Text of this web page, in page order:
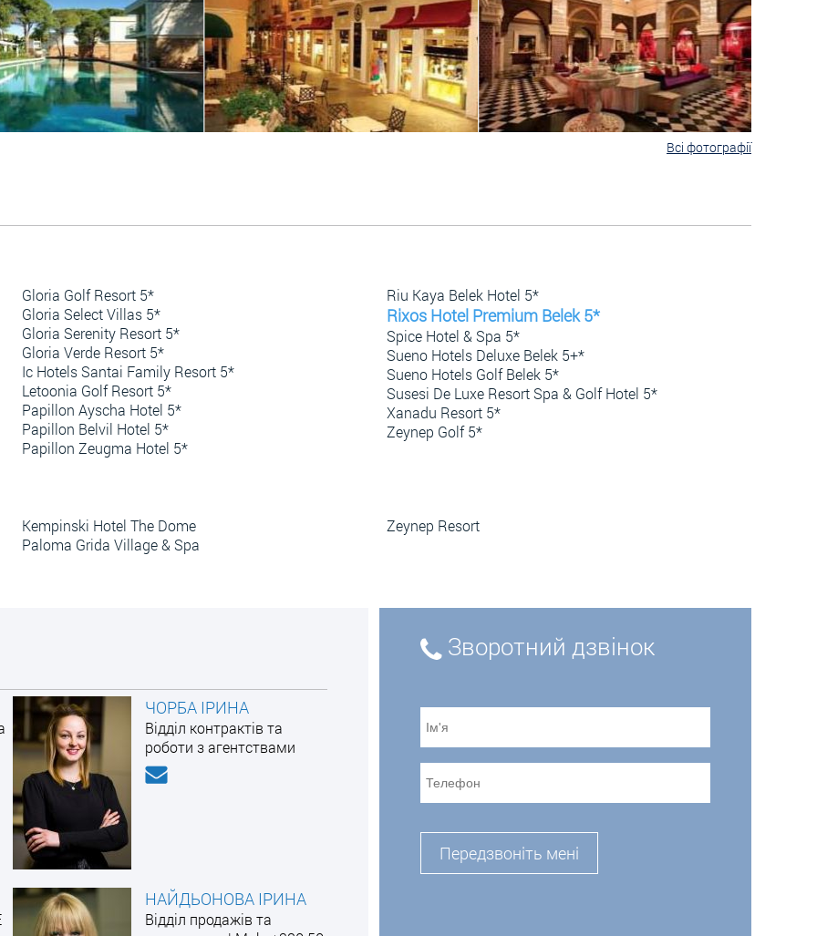
Всі фотографії
Gloria Golf Resort 5*
Gloria Select Villas 5*
Gloria Serenity Resort 5*
Gloria Verde Resort 5*
Ic Hotels Santai Family Resort 5*
Letoonia Golf Resort 5*
Papillon Ayscha Hotel 5*
Papillon Belvil Hotel 5*
Papillon Zeugma Hotel 5*
Riu Kaya Belek Hotel 5*
Rixos Hotel Premium Belek 5*
Spice Hotel & Spa 5*
Sueno Hotels Deluxe Belek 5+*
Sueno Hotels Golf Belek 5*
Susesi De Luxe Resort Spa & Golf Hotel 5*
Xanadu Resort 5*
Zeynep Golf 5*
Kempinski Hotel The Dome
Paloma Grida Village & Spa
Zeynep Resort
ЧОРБА ІРИНА
Відділ контрактів та
роботи з агентствами
НАЙДЬОНОВА ІРИНА
Відділ продажів та
Зворотний дзвінок
Передзвоніть мені